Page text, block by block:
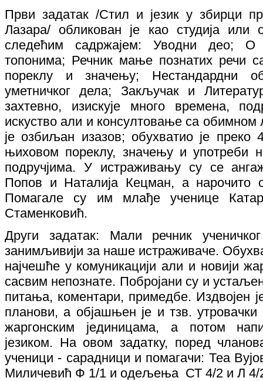
Први задатак /Стил и језик у збирци
Лазара/ обликован је као студија или
следећим садржајем: Уводни део; О
топонима; Речник мање познатих
пореклу и значењу; Нестандардни
уметничког дела; Закључак и
захтевно, изискује много времена,
искуство али и консултовање са
је озбиљан изазов; обухватио је
њиховом пореклу, значењу и употреби
подручјима. У истраживању су се
Попов и Наталија Кецман, а нарочито
Помагале су им млађе ученице
Стаменковић.
Други задатак: Мали речник
занимљивији за наше истраживаче.
најчешће у комуникацији али и новији
сасвим непознате. Побројани су и
питања, коментари, примедбе. Издвојен
планови, а објашњен је и тзв. утровачки
жаргонским јединицама, а потом
језиком. На овом задатку, поред
ученици - сарадници и помагачи: Теа
Миличевић Ф 1/1 и одељења СТ 4/2 и Л 4/